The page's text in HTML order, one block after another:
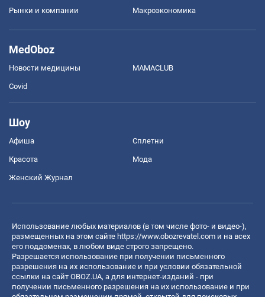
Рынки и компании Mакроэкономика
MedOboz
Новости медицины MAMACLUB
Covid
Шоу
Афиша Сплетни
Красота Мода
Женский Журнал
Использование любых материалов (в том числе фото- и видео-),
размещенных на этом сайте https://www.obozrevatel.com и на всех
его поддоменах, в любом виде строго запрещено.
Разрешается использование при получении письменного
разрешения на их использование и при условии обязательной
ссылки на сайт OBOZ.UA, а для интернет-изданий - при
получении письменного разрешения на их использование и при